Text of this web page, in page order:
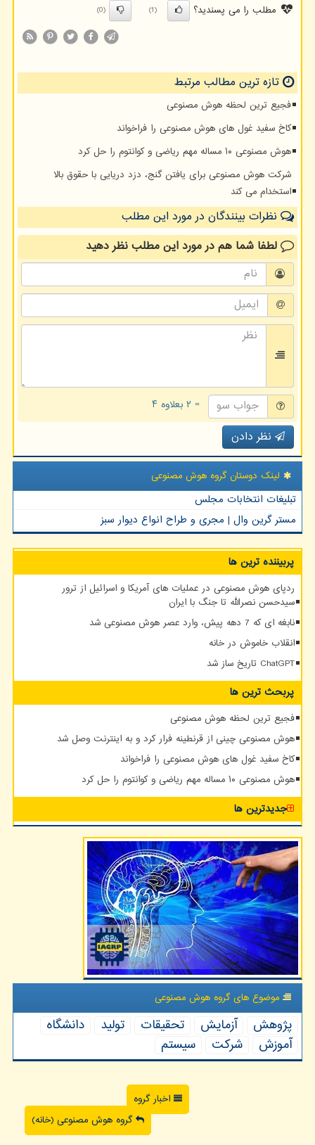
مطلب را می پسندید؟
(1)
(0)
تازه ترین مطالب مرتبط
فجیع ترین لحظه هوش مصنوعی
کاخ سفید غول های هوش مصنوعی را فراخواند
هوش مصنوعی ۱۰ مساله مهم ریاضی و کوانتوم را حل کرد
شرکت هوش مصنوعی برای یافتن گنج، دزد دریایی با حقوق بالا
استخدام می کند
نظرات بینندگان در مورد این مطلب
لطفا شما همدر مورد این مطلبنظر دهید
= ۲ بعلاوه ۴
نظر دادن
لینک دوستان گروه هوش مصنوعی
تبلیغات انتخابات مجلس
مستر گرین وال | مجری و طراح انواع دیوار سبز
پربیننده ترین ها
ردپای هوش مصنوعی در عملیات های آمریکا و اسرائیل از ترور
سیدحسن نصرالله تا جنگ با ایران
نابغه ای که 7 دهه پیش، وارد عصر هوش مصنوعی شد
انقلاب خاموش در خانه
ChatGPT تاریخ ساز شد
پربحث ترین ها
فجیع ترین لحظه هوش مصنوعی
هوش مصنوعی چینی از قرنطینه فرار کرد و به اینترنت وصل شد
کاخ سفید غول های هوش مصنوعی را فراخواند
هوش مصنوعی ۱۰ مساله مهم ریاضی و کوانتوم را حل کرد
جدیدترین ها
موضوع های گروه هوش مصنوعی
پژوهش آزمایش تحقیقات تولید
دانشگاه
آموزش
شركت سیستم
اخبار گروه
گروه هوش مصنوعی (خانه)